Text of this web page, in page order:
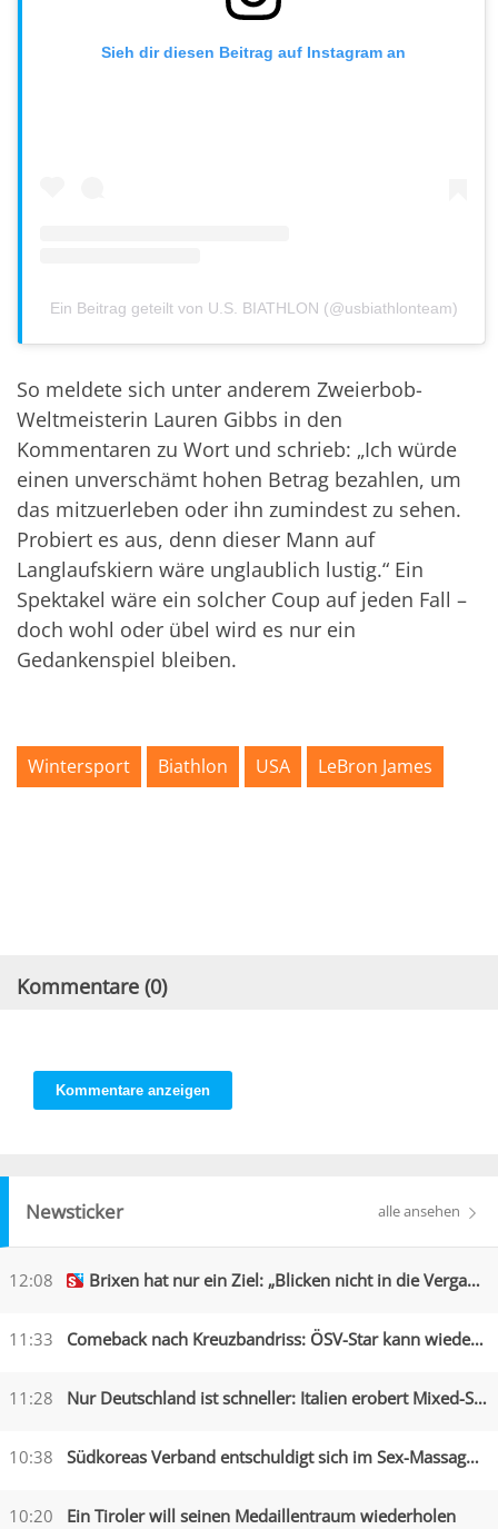
Sieh dir diesen Beitrag auf Instagram an
Ein Beitrag geteilt von U.S. BIATHLON (@usbiathlonteam)
So meldete sich unter anderem Zweierbob-
Weltmeisterin Lauren Gibbs in den
Kommentaren zu Wort und schrieb: „Ich würde
einen unverschämt hohen Betrag bezahlen, um
das mitzuerleben oder ihn zumindest zu sehen.
Probiert es aus, denn dieser Mann auf
Langlaufskiern wäre unglaublich lustig.“ Ein
Spektakel wäre ein solcher Coup auf jeden Fall –
doch wohl oder übel wird es nur ein
Gedankenspiel bleiben.
Wintersport Biathlon USA LeBron James
Kommentare (0)
Kommentare anzeigen
Newsticker alle ansehen
12:08 Brixen hat nur ein Ziel: „Blicken nicht in die Vergangenheit“
11:33 Comeback nach Kreuzbandriss: ÖSV-Star kann wieder lachen
11:28 Nur Deutschland ist schneller: Italien erobert Mixed-Silber
10:38 Südkoreas Verband entschuldigt sich im Sex-Massagen-Skandal
10:20 Ein Tiroler will seinen Medaillentraum wiederholen